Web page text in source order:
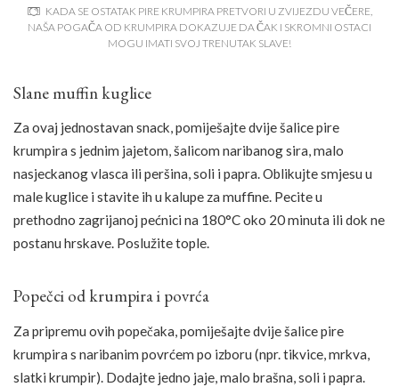
KADA SE OSTATAK PIRE KRUMPIRA PRETVORI U ZVIJEZDU VEČERE,
NAŠA POGAČA OD KRUMPIRA DOKAZUJE DA ČAK I SKROMNI OSTACI
MOGU IMATI SVOJ TRENUTAK SLAVE!
Slane muffin kuglice
Za ovaj jednostavan snack, pomiješajte dvije šalice pire
krumpira s jednim jajetom, šalicom naribanog sira, malo
nasjeckanog vlasca ili peršina, soli i papra. Oblikujte smjesu u
male kuglice i stavite ih u kalupe za muffine. Pecite u
prethodno zagrijanoj pećnici na 180°C oko 20 minuta ili dok ne
postanu hrskave. Poslužite tople.
Popečci od krumpira i povrća
Za pripremu ovih popečaka, pomiješajte dvije šalice pire
krumpira s naribanim povrćem po izboru (npr. tikvice, mrkva,
slatki krumpir). Dodajte jedno jaje, malo brašna, soli i papra.